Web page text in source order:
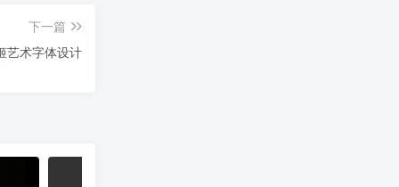
下一篇
艺术字体设计